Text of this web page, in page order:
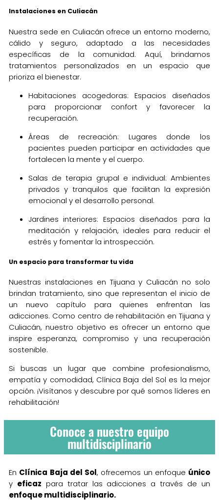
Instalaciones en Culiacán
Nuestra sede en Culiacán ofrece un entorno moderno,
cálido y seguro, adaptado a las necesidades
específicas de la comunidad. Aquí, brindamos
tratamientos personalizados en un espacio que
prioriza el bienestar.
Habitaciones acogedoras: Espacios diseñados
para proporcionar confort y favorecer la
recuperación.
Áreas de recreación: Lugares donde los
pacientes pueden participar en actividades que
fortalecen la mente y el cuerpo.
Salas de terapia grupal e individual: Ambientes
privados y tranquilos que facilitan la expresión
emocional y el desarrollo personal.
Jardines interiores: Espacios diseñados para la
meditación y relajación, ideales para reducir el
estrés y fomentar la introspección.
Un espacio para transformar tu vida
Nuestras instalaciones en Tijuana y Culiacán no solo
brindan tratamiento, sino que representan el inicio de
un nuevo capítulo para quienes enfrentan las
adicciones. Como centro de rehabilitación en Tijuana y
Culiacán, nuestro objetivo es ofrecer un entorno que
inspire esperanza, compromiso y una recuperación
sostenible.
Si buscas un lugar que combine profesionalismo,
empatía y comodidad, Clínica Baja del Sol es la mejor
opción. ¡Visítanos y descubre por qué somos líderes en
rehabilitación!
Conoce a nuestro equipo
multidisciplinario
En Clínica Baja del Sol, ofrecemos un enfoque único
y eficaz para tratar las adicciones a través de un
enfoque multidisciplinario.